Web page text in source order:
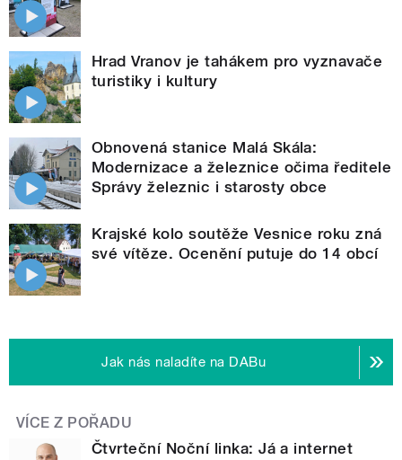
Hrad Vranov je tahákem pro vyznavače
turistiky i kultury
Obnovená stanice Malá Skála:
Modernizace a železnice očima ředitele
Správy železnic i starosty obce
Krajské kolo soutěže Vesnice roku zná
své vítěze. Ocenění putuje do 14 obcí
Jak nás naladíte na DABu
VÍCE Z POŘADU
Čtvrteční Noční linka: Já a internet